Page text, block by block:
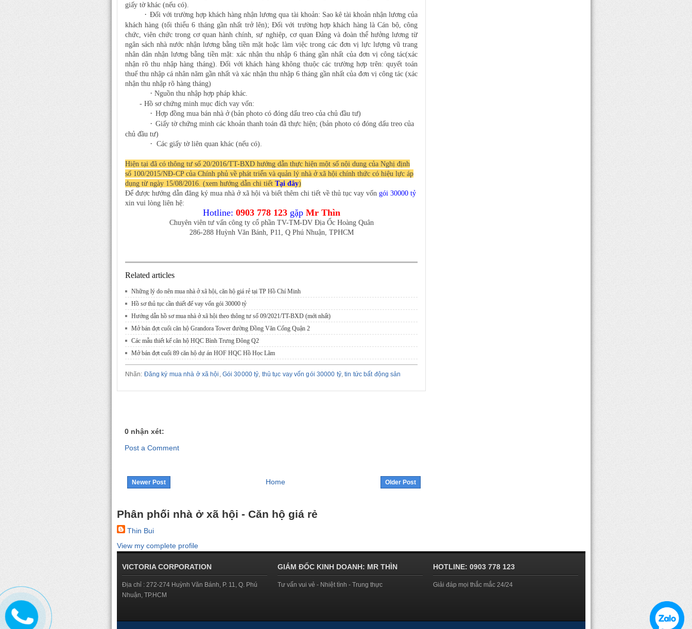
giấy tờ khác (nếu có).
· Đối với trường hợp khách hàng nhận lương qua tài khoản: Sao kê tài khoản nhận lương của
khách hàng (tối thiểu 6 tháng gần nhất trở lên); Đối với trường hợp khách hàng là Cán bộ, công
chức, viên chức trong cơ quan hành chính, sự nghiệp, cơ quan Đảng và đoàn thể hưởng lương từ
ngân sách nhà nước nhận lương bằng tiền mặt hoặc làm việc trong các đơn vị lực lượng vũ trang
nhân dân nhận lương bằng tiền mặt: xác nhận thu nhập 6 tháng gần nhất của đơn vị công tác(xác
nhận rõ thu nhập hàng tháng). Đối với khách hàng không thuộc các trường hợp trên: quyết toán
thuế thu nhập cá nhân năm gần nhất và xác nhận thu nhập 6 tháng gần nhất của đơn vị công tác (xác
nhận thu nhập rõ hàng tháng)
· Nguồn thu nhập hợp pháp khác.
- Hồ sơ chứng minh mục đích vay vốn:
· Hợp đồng mua bán nhà ở (bản photo có đóng dấu treo của chủ đầu tư)
· Giấy tờ chứng minh các khoản thanh toán đã thực hiện; (bản photo có đóng dấu treo của
chủ đầu tư)
· Các giấy tờ liên quan khác (nếu có).
Hiện tại đã có thông tư số 20/2016/TT-BXD hướng dẫn thực hiện một số nội dung của Nghị định
số 100/2015/NĐ-CP của Chính phủ về phát triển và quản lý nhà ở xã hội chính thức có hiệu lực áp
dụng từ ngày 15/08/2016. (xem hướng dẫn chi tiết Tại đây)
Để được hướng dẫn đăng ký mua nhà ở xã hội và biết thêm chi tiết về thủ tục vay vốn gói 30000 tỷ
xin vui lòng liên hệ:
Hotline: 0903 778 123 gặp Mr Thìn
Chuyên viên tư vấn công ty cổ phần TV-TM-DV Địa Ốc Hoàng Quân
286-288 Huỳnh Văn Bánh, P11, Q Phú Nhuận, TPHCM
Related articles
Những lý do nên mua nhà ở xã hội, căn hộ giá rẻ tại TP Hồ Chí Minh
Hồ sơ thủ tục cần thiết để vay vốn gói 30000 tỷ
Hướng dẫn hồ sơ mua nhà ở xã hội theo thông tư số 09/2021/TT-BXD (mới nhất)
Mở bán đợt cuối căn hộ Grandora Tower đường Đồng Văn Cống Quận 2
Các mẫu thiết kế căn hộ HQC Bình Trưng Đông Q2
Mở bán đợt cuối 89 căn hộ dự án HOF HQC Hồ Học Lãm
Nhãn: Đăng ký mua nhà ở xã hội , Gói 30000 tỷ, thủ tục vay vốn gói 30000 tỷ,tin tức bất động sản
0 nhận xét:
Post a Comment
Newer Post Older Post
Home
Phân phối nhà ở xã hội - Căn hộ giá rẻ
Thin Bui
View my complete profile
VICTORIA CORPORATION
Địa chỉ : 272-274 Huỳnh Văn Bánh, P. 11, Q. Phú
Nhuận, TP.HCM
GIÁM ĐỐC KINH DOANH: MR THÌN
Tư vấn vui vẻ - Nhiệt tình - Trung thực
HOTLINE: 0903 778 123
Giải đáp mọi thắc mắc 24/24